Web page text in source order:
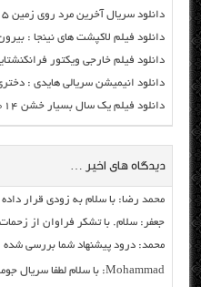
دانلود سریال آخرین مرد روی زمین ۲۰۱۵ با دوبله فارسی
دانلود فیلم لاکپشت های نینجا : بیرون از سایه ها
دانلود فیلم خارجی ویکتور فرانکنشتاین ۲۰۱۵ با دوبله
دانلود انیمیشن سریالی هایدی :
دانلود فیلم یک سال بسیار خشن ۲۰۱۴ با دوبله فارسی
دیدگاه های اخیر …
محمد رضا: با سلام به زودی قرار
جعفر: سلام. با تشکر فراوان از
محمد: درود پیشنهاد شما بررسی
Mohammad: با سلام لطفا سریال جومونگ را بدون سانس...